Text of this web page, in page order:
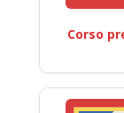
Corso